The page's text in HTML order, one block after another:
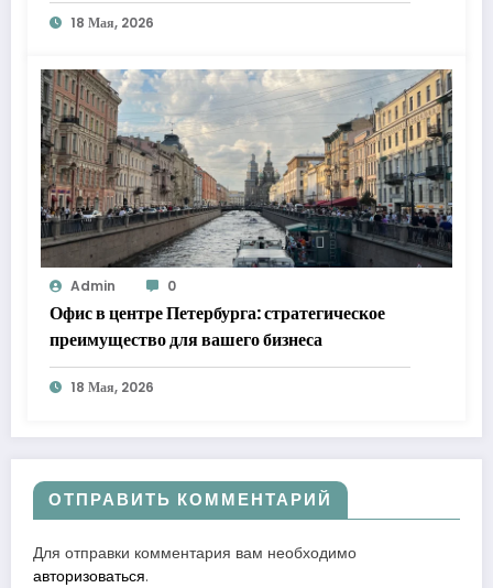
18 Мая, 2026
Admin 0
Офис в центре Петербурга: стратегическое
преимущество для вашего бизнеса
18 Мая, 2026
ОТПРАВИТЬ КОММЕНТАРИЙ
Для отправки комментария вам необходимо
авторизоваться.